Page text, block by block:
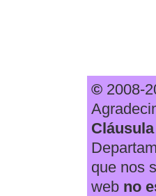
© 2008-
que nos
web no